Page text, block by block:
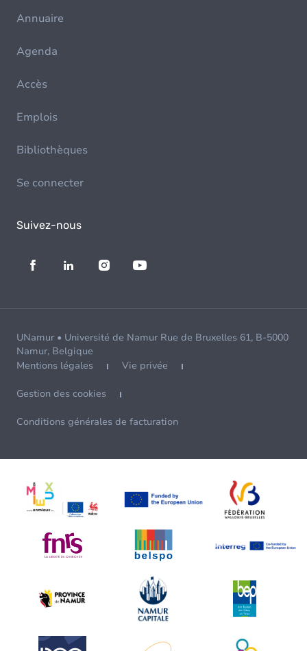
Annuaire
Agenda
Accès
Emplois
Bibliothèques
Se connecter
Suivez-nous
UNamur • Université de Namur Rue de Bruxelles 61, B-5000
Namur, Belgique
Mentions légales
Vie privée
Gestion des cookies
Conditions générales de facturation